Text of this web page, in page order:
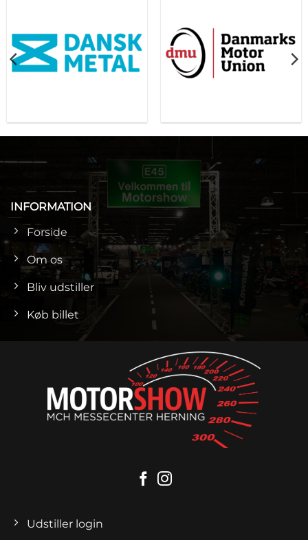
INFORMATION
Forside
Om os
Bliv udstiller
Køb billet
Udstiller login